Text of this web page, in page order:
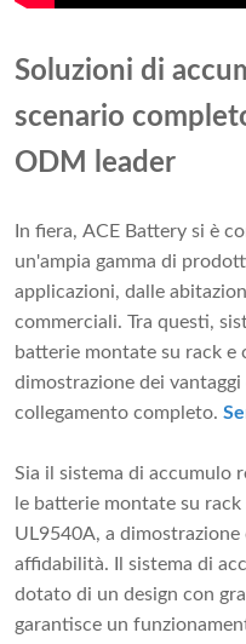
Soluzioni di
scenario
ODM leader
In fiera, ACE Battery si è
un'ampia gamma di
applicazioni, dalle
commerciali. Tra questi,
batterie montate su rack e
dimostrazione dei
collegamento completo.
Sia il sistema di accumulo
le batterie montate su
UL9540A, a dimostrazione
affidabilità. Il sistema di
dotato di un design con
garantisce un